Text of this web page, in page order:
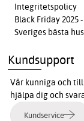
Integritetspolicy
Black Friday 2025
Sveriges bästa
Kundsupport
Vår kunniga och
hjälpa dig och
Kundservice